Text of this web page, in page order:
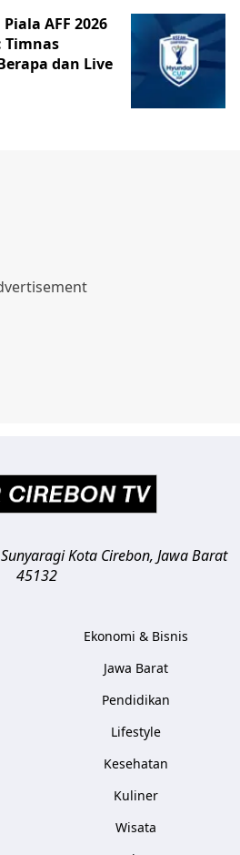
AFF 2026
Timnas
dan Live
Kota Cirebon, Jawa Barat
45132
Ekonomi & Bisnis
Jawa Barat
Pendidikan
Lifestyle
Kesehatan
Kuliner
Wisata